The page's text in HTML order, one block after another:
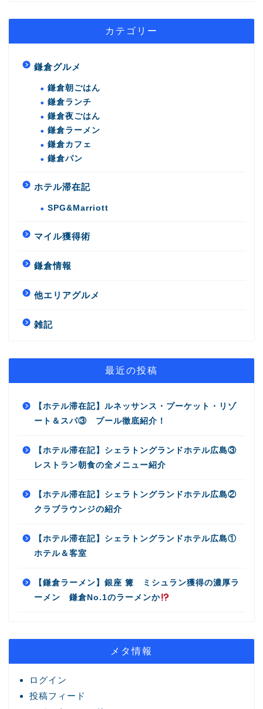
カテゴリー
鎌倉グルメ
鎌倉朝ごはん
鎌倉ランチ
鎌倉夜ごはん
鎌倉ラーメン
鎌倉カフェ
鎌倉パン
ホテル滞在記
SPG&Marriott
マイル獲得術
鎌倉情報
他エリアグルメ
雑記
最近の投稿
【ホテル滞在記】ルネッサンス・プーケット・リゾ
ート＆スパ③ プール徹底紹介！
【ホテル滞在記】シェラトングランドホテル広島③
レストラン朝食の全メニュー紹介
【ホテル滞在記】シェラトングランドホテル広島②
クラブラウンジの紹介
【ホテル滞在記】シェラトングランドホテル広島①
ホテル＆客室
【鎌倉ラーメン】銀座 篝 ミシュラン獲得の濃厚ラ
ーメン 鎌倉No.1のラーメンか
メタ情報
ログイン
投稿フィード